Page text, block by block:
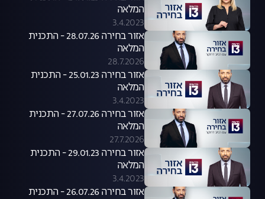
המלאה
3.4.2023
אזור בחירה 28.07.26 - התכנית
המלאה
28.7.2026
אזור בחירה 25.01.23 - התכנית
המלאה
3.4.2023
אזור בחירה 27.07.26 - התכנית
המלאה
27.7.2026
אזור בחירה 29.01.23 - התכנית
המלאה
3.4.2023
אזור בחירה 26.07.26 - התכנית